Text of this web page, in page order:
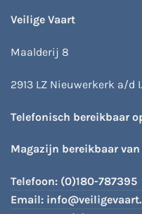
Veilige Vaart
Maalderij 8
2913 LZ Nieuwerkerk a/d
Telefonisch bereikbaar
Magazijn bereikbaar
Telefoon: (0)180-787395
Email: